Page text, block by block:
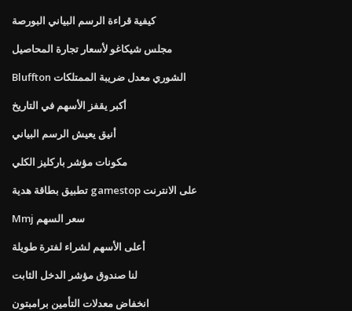
كيفية قراءة الرسم البياني البورصة
مجلس شيكاغو لأسعار تجارة المحاصيل
Bluffton الشوري معدل ضريبة الممتلكات
أكبر يقفز الأسهم في التاريخ
أنيق يعيش الرسم البياني
مكونات مؤشر باركليز الكلي
تطبيق بطاقة هدية gamestop على الانترنت
Mmj سعر السهم
أعلى الأسهم لشراء لفترة طويلة
لنا صندوق مؤشر الدخل الثابت
انخفاض معدلات التأمين برامبتون